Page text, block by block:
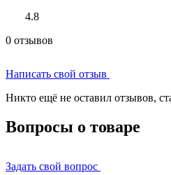
4.8
0 отзывов
Написать свой отзыв
Никто ещё не оставил отзывов,
Вопросы о товаре
Задать свой вопрос